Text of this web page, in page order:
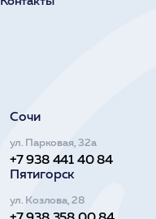
Сочи
ул. Парковая, 32а
+7 938 441 40 84
Пятигорск
ул. Козлова, 28